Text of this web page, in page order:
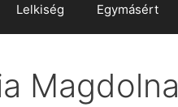
Lelkiség Egymásért